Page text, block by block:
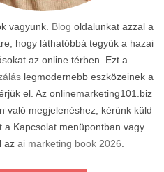
vagyunk. Blog oldalunkat azzal a
hogy láthatóbbá tegyük a hazai
az online térben. Ezt a
legmodernebb eszközeinek a
el. Az onlinemarketing101.biz
való megjelenéshez, kérünk küld
a Kapcsolat menüpontban vagy
az ai marketing book 2026